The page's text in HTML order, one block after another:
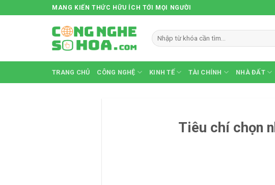
to
MANG KIẾN THỨC HỮU ÍCH TỚI MỌI NGƯỜI
TRANG CHỦ CÔNG NGHỆ KINH TẾ TÀI CHÍNH NHÀ ĐẤT
Tiêu chí chọn